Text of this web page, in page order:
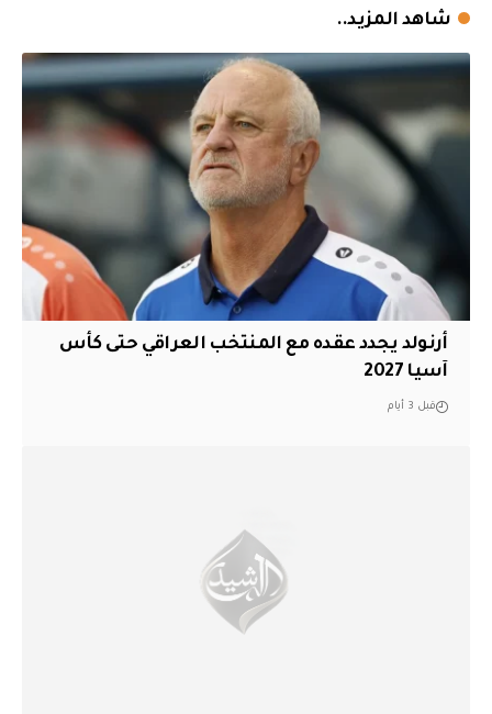
شاهد المزيد..
أرنولد يجدد عقده مع المنتخب العراقي حتى كأس
آسيا 2027
قبل 3 أيام